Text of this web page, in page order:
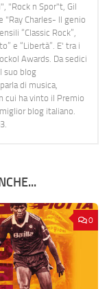
"Rock n Spor"t, Gil
"Ray Charles- Il genio
“Classic Rock”,
e “Libertà”. E' tra i
Awards. Da sedici
suo blog
di musica,
cui ha vinto il Premio
blog italiano.
0